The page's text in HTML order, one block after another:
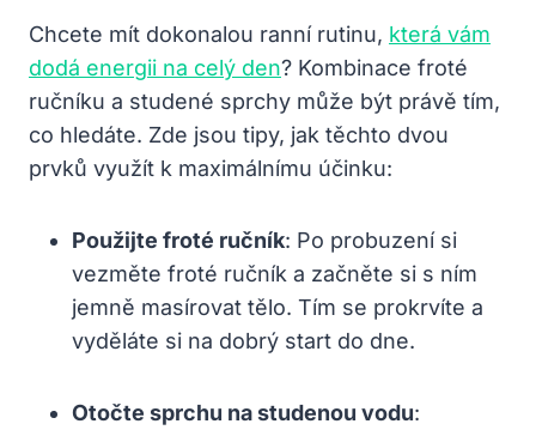
Chcete mít dokonalou ranní rutinu, která vám
dodá energii na celý den? Kombinace froté
ručníku a studené sprchy může být právě tím,
co hledáte. Zde jsou tipy, jak těchto dvou
prvků využít k maximálnímu účinku:
Použijte froté ručník: Po probuzení si
vezměte froté ručník a začněte si s ním
jemně masírovat tělo. Tím se prokrvíte a
vyděláte si na dobrý start do dne.
Otočte sprchu na studenou vodu: